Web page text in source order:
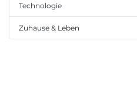
Technologie
Zuhause & Leben